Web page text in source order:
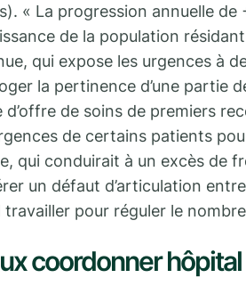
« La progression annuelle
de la population
qui expose les urgences à
la pertinence d’une partie
d’offre de soins de premiers
de certains patients
qui conduirait à un excès de
un défaut d’articulation
travailler pour réguler le
coordonner